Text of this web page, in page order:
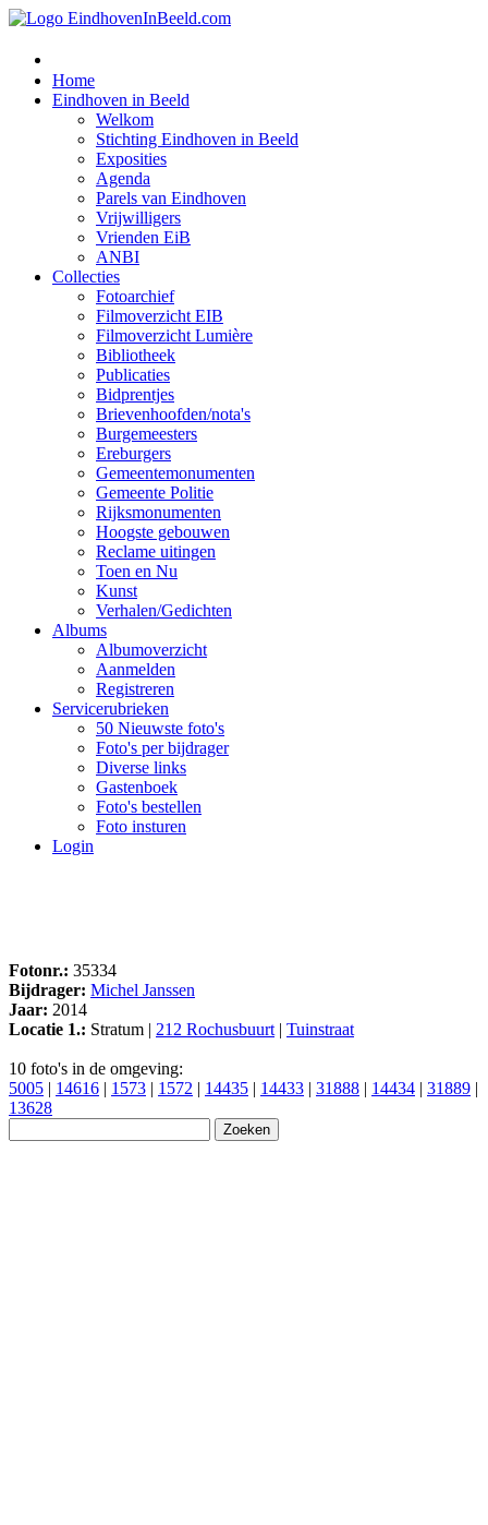
Home
Eindhoven in Beeld
Welkom
Stichting Eindhoven in Beeld
Exposities
Agenda
Parels van Eindhoven
Vrijwilligers
Vrienden EiB
ANBI
Collecties
Fotoarchief
Filmoverzicht EIB
Filmoverzicht Lumière
Bibliotheek
Publicaties
Bidprentjes
Brievenhoofden/nota's
Burgemeesters
Ereburgers
Gemeentemonumenten
Gemeente Politie
Rijksmonumenten
Hoogste gebouwen
Reclame uitingen
Toen en Nu
Kunst
Verhalen/Gedichten
Albums
Albumoverzicht
Aanmelden
Registreren
Servicerubrieken
50 Nieuwste foto's
Foto's per bijdrager
Diverse links
Gastenboek
Foto's bestellen
Foto insturen
Login
Fotonr.: 35334
Bijdrager: Michel Janssen
Jaar: 2014
Locatie 1.: Stratum | 212 Rochusbuurt | Tuinstraat
10 foto's in de omgeving:
5005 | 14616 | 1573 | 1572 | 14435 | 14433 | 31888 | 14434 | 31889 |
13628